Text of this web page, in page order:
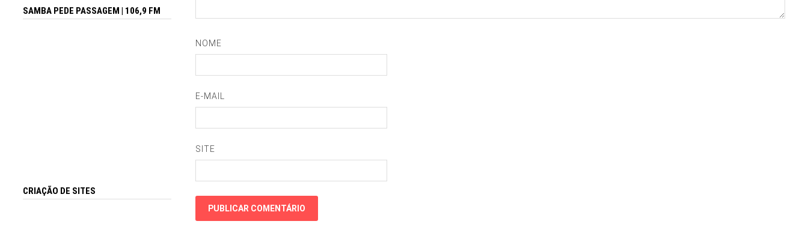
NOME
E-MAIL
SITE
SAMBA PEDE PASSAGEM | 106,9 FM
CRIAÇÃO DE SITES